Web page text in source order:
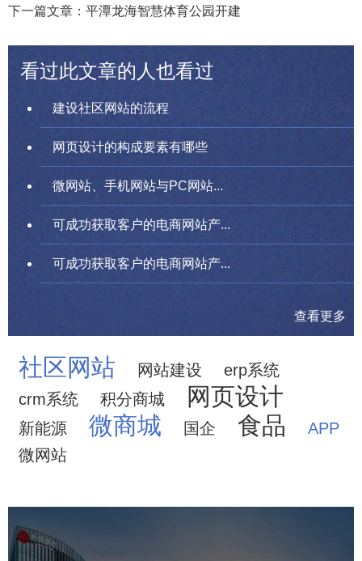
下一篇文章：平潭龙海智慧体育公园开建
看过此文章的人也看过
建设社区网站的流程
网页设计的构成要素有哪些
微网站、手机网站与PC网站...
可成功获取客户的电商网站产...
可成功获取客户的电商网站产...
查看更多
社区网站 网站建设
erp系统
crm系统
积分商城 网页设计
新能源 微商城 国企 食品
APP
微网站